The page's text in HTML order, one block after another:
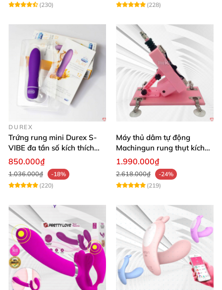
(230)
(228)
DUREX
Trứng rung mini Durex S-
VIBE đa tần số kích thích
điểm G
850.000₫
1.036.000₫
-18%
(220)
Máy thủ dâm tự động
Machingun rung thụt kích
thích âm đạo cực phê
1.990.000₫
2.618.000₫
-24%
(219)